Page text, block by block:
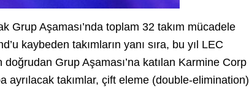
Grup Aşaması’nda toplam 32 takım mücadele
kaybeden takımların yanı sıra, bu yıl LEC
doğrudan Grup Aşaması’na katılan Karmine Corp
ayrılacak takımlar, çift eleme (double-elimination)